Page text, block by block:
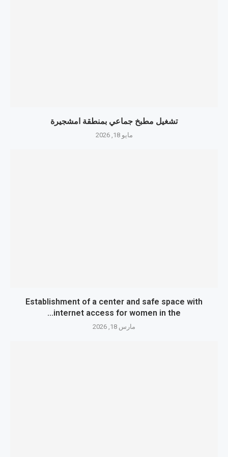
تشغيل مطبخ جماعي بمنطقة امشجيرة
مايو 18, 2026
Establishment of a center and safe space with
internet access for women in the...
مارس 18, 2026